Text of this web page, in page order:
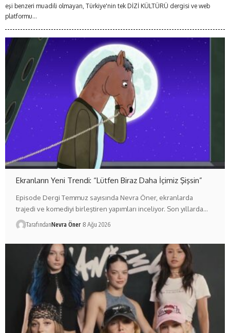
eşi benzeri muadili olmayan, Türkiye'nin tek DİZİ KÜLTÜRÜ dergisi ve web
platformu...
Ekranların Yeni Trendi: “Lütfen Biraz Daha İçimiz Şişsin”
Episode Dergi Temmuz sayısında Nevra Öner, ekranlarda
trajedi ve komediyi birleştiren yapımları inceliyor. Son yıllarda…
TarafındanNevra Öner 8 Ağu 2026